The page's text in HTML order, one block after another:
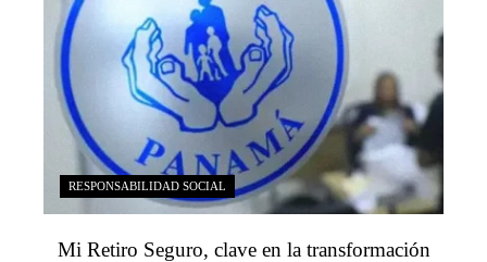
RESPONSABILIDAD SOCIAL
Mi Retiro Seguro, clave en la transformación